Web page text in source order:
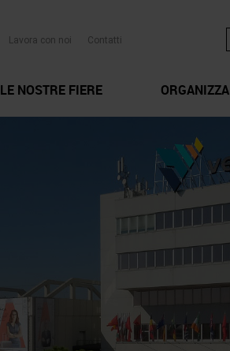
Lavora con noi Contatti
LE NOSTRE FIERE